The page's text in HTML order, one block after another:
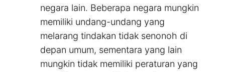
negara lain. Beberapa negara mungkin
memiliki undang-undang yang
melarang tindakan tidak senonoh di
depan umum, sementara yang lain
mungkin tidak memiliki peraturan yang